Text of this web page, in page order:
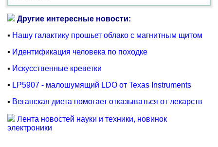
Другие интересные новости:
▪ Нашу галактику прошьет облако с магнитным щитом
▪ Идентификация человека по походке
▪ Искусственные креветки
▪ LP5907 - малошумящий LDO от Texas Instruments
▪ Веганская диета помогает отказываться от лекарств
Лента новостей науки и техники, новинок
электроники